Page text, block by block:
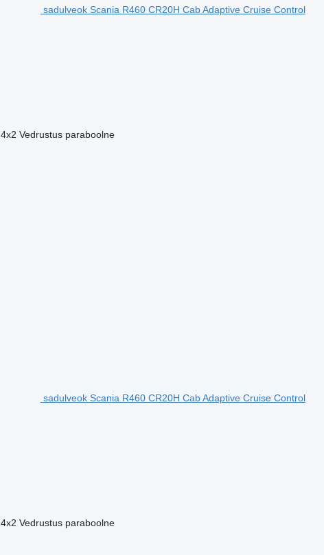
sadulveok Scania R460 CR20H Cab Adaptive Cruise Control
4x2 Vedrustus paraboolne
sadulveok Scania R460 CR20H Cab Adaptive Cruise Control
4x2 Vedrustus paraboolne